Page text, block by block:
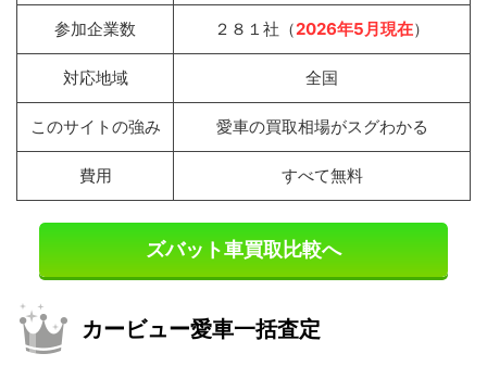
参加企業数 ２８１社（2026年5月現在）
対応地域 全国
このサイトの強み 愛車の買取相場がスグわかる
費用 すべて無料
ズバット車買取比較へ
カービュー愛車一括査定